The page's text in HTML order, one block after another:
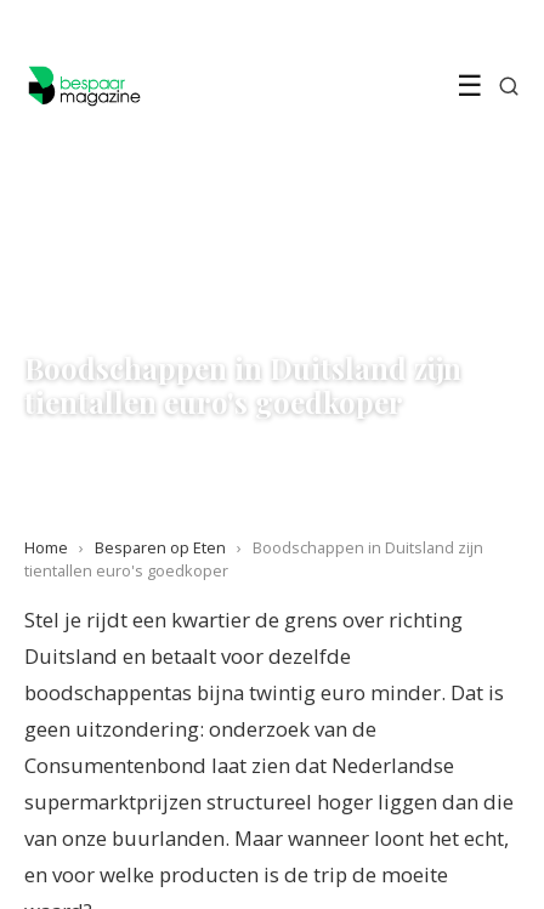
☰
Boodschappen in Duitsland zijn
tientallen euro's goedkoper
Home › Besparen op Eten ›
Boodschappen in Duitsland zijn
tientallen euro's goedkoper
Stel je rijdt een kwartier de grens over richting
Duitsland en betaalt voor dezelfde
boodschappentas bijna twintig euro minder. Dat is
geen uitzondering: onderzoek van de
Consumentenbond laat zien dat Nederlandse
supermarktprijzen structureel hoger liggen dan die
van onze buurlanden. Maar wanneer loont het echt,
en voor welke producten is de trip de moeite